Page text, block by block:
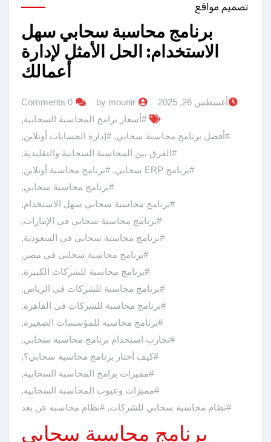
تصميم مواقع
برنامج محاسبة سحابي سهل
الاستخدام: الحل الأمثل لإدارة
أعمالك
أغسطس 26, 2025 by mounir
0 Comments
#أسعار برامج المحاسبة السحابية,
#أفضل برنامج محاسبة سحابي,#إدارة الحسابات أونلاين,
#الفرق بين المحاسبة السحابية والتقليدية,
#برنامج ERP سحابي
,#برنامج محاسبة أونلاين,
#برنامج محاسبة سحابي,
#برنامج محاسبة سحابي سهل الاستخدام,
#برنامج محاسبة سحابي في الإمارات,
#برنامج محاسبة سحابي في السعودية,
#برنامج محاسبة سحابي في مصر ,
#برنامج محاسبة للشركات الكبيرة,
#برنامج محاسبة للشركات في الرياض,
#برنامج محاسبة للشركات في القاهرة,
#برنامج محاسبة للمؤسسات الصغيرة,
#تجارب استخدام برنامج محاسبة سحابي,
#كيف أختار برنامج محاسبة سحابي؟,
#مميزات برامج المحاسبة السحابية,
#مميزات وعيوب المحاسبة السحابية,
#نظام محاسبة سحابي للشركات,#نظام محاسبة عن بعد
برنامج محاسبة سحابي